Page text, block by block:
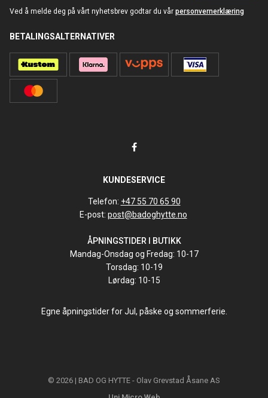
Ved å melde deg på vårt nyhetsbrev godtar du vår personvernerklæring
BETALINGSALTERNATIVER
KUNDESERVICE
Telefon: +47 55 70 65 90
E-post: post@badoghytte.no
ÅPNINGSTIDER I BUTIKK
Mandag-Onsdag og Fredag: 10-17
Torsdag: 10-19
Lørdag: 10-15
Egne åpningstider for Jul, påske og sommerferie.
© 2026 | BAD OG HYTTE - Olav Grevstad Åsane AS